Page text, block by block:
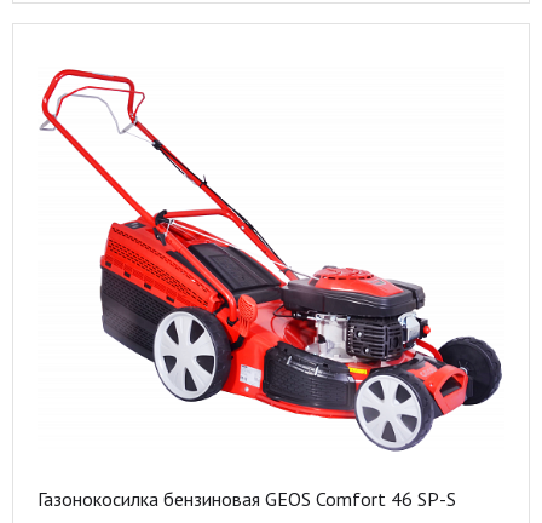
Газонокосилка бензиновая GEOS Comfort 46 SP-S